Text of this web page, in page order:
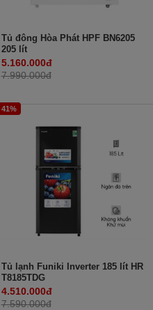
Tủ đông Hòa Phát HPF BN6205
205 lít
5.160.000đ
7.990.000đ
41%
Tủ lạnh Funiki Inverter 185 lít HR
T8185TDG
4.510.000đ
7.590.000đ